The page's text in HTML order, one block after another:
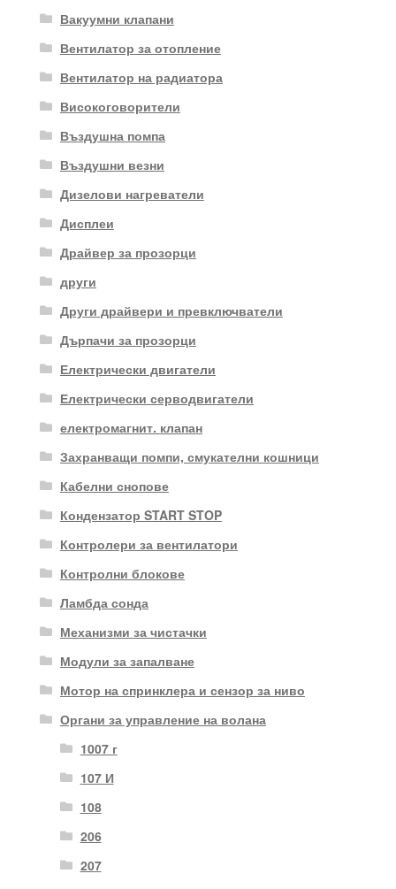
Вакуумни клапани
Вентилатор за отопление
Вентилатор на радиатора
Високоговорители
Въздушна помпа
Въздушни везни
Дизелови нагреватели
Дисплеи
Драйвер за прозорци
други
Други драйвери и превключватели
Дърпачи за прозорци
Електрически двигатели
Електрически серводвигатели
електромагнит. клапан
Захранващи помпи, смукателни кошници
Кабелни снопове
Кондензатор START STOP
Контролери за вентилатори
Контролни блокове
Ламбда сонда
Механизми за чистачки
Модули за запалване
Мотор на спринклера и сензор за ниво
Органи за управление на волана
1007 г
107 И
108
206
207